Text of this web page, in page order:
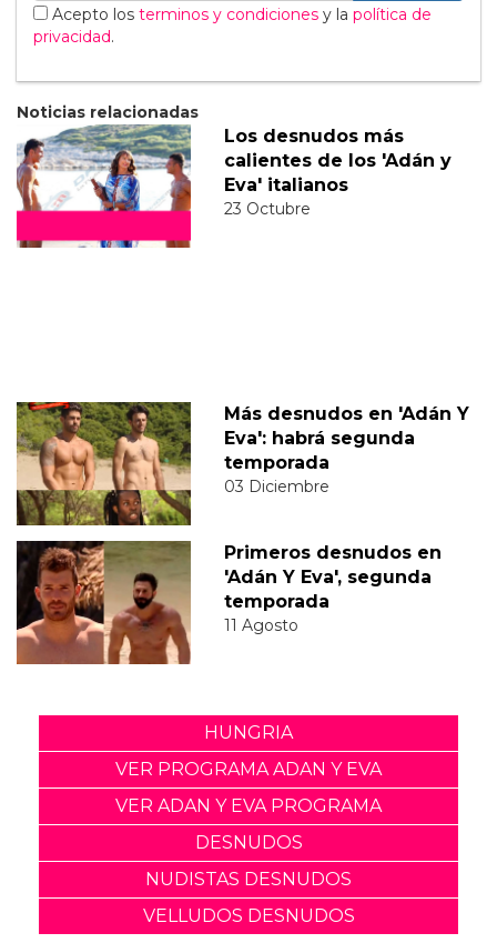
Acepto los terminos y condiciones y la política de
privacidad.
Noticias relacionadas
Los desnudos más
calientes de los 'Adán y
Eva' italianos
23 Octubre
Más desnudos en 'Adán Y
Eva': habrá segunda
temporada
03 Diciembre
Primeros desnudos en
'Adán Y Eva', segunda
temporada
11 Agosto
HUNGRIA
VER PROGRAMA ADAN Y EVA
VER ADAN Y EVA PROGRAMA
DESNUDOS
NUDISTAS DESNUDOS
VELLUDOS DESNUDOS